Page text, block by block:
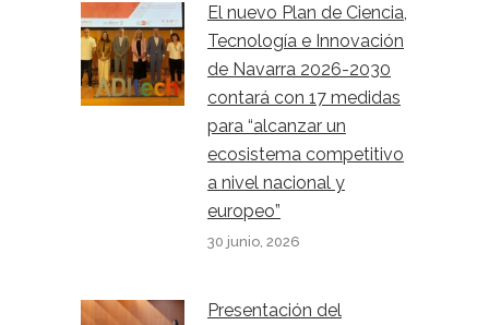
El nuevo Plan de Ciencia,
Tecnología e Innovación
de Navarra 2026-2030
contará con 17 medidas
para “alcanzar un
ecosistema competitivo
a nivel nacional y
europeo”
30 junio, 2026
Presentación del